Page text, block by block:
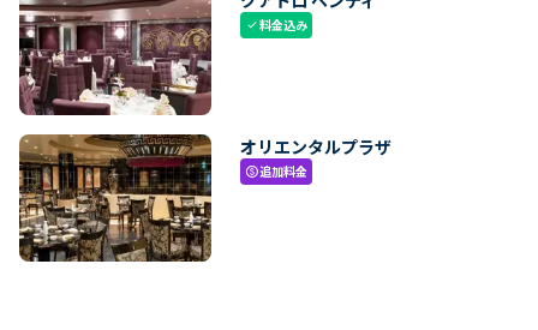
check料金込み
オリエンタルプラザ
paid追加料金